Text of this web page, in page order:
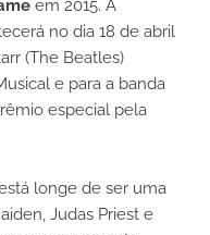
em 2015. A
no dia 18 de abril
(The Beatles)
e para a banda
especial pela
longe de ser uma
Judas Priest e